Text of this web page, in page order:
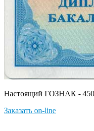
Настоящий ГОЗНАК - 450
Заказать on-line